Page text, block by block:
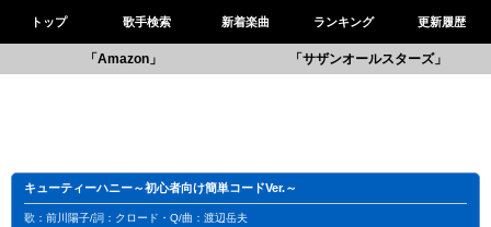
トップ 歌手検索 新着楽曲 ランキング 更新履歴
「Amazon」 「サザンオールスターズ」
キューティーハニー～初心者向け簡単コードVer.～
歌：前川陽子/詞：クロード・Q/曲：渡辺岳夫